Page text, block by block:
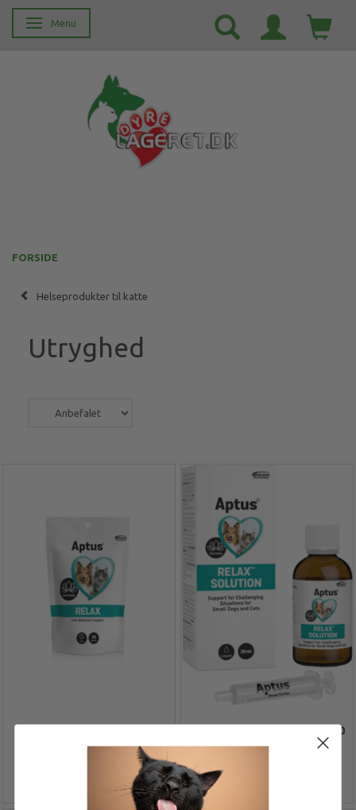
Skifte navigation
Menu
FORSIDE
Helseprodukter til katte
Utryghed
TYGGEBIDDER, 90 G
APTUS RELAX SOLUTION 30
ML